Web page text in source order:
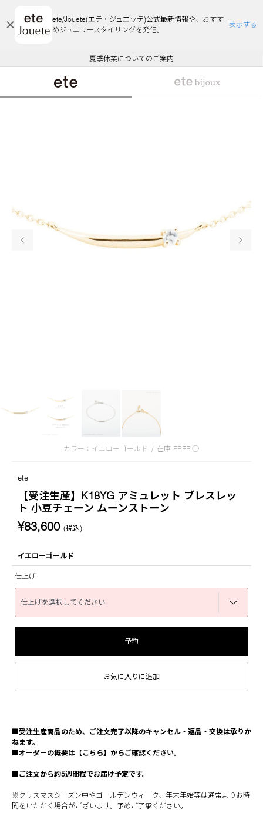
ete/Jouete(エテ・ジュエッテ)公式最新情報や、おすす
めジュエリースタイリングを発信。
表示する
エコラッピング及びエコポイント付与のご案内
ご注文いただいたお品物のお届け状況について
夏季休業についてのご案内
WEB Limited Items >>
採用のご案内
悪質な偽サイトにご注意ください
エコラッピング及びエコポイント付与のご案内
ご注文いただいたお品物のお届け状況について
カラー：イエローゴールド / 在庫 FREE:◯
ete
【受注生産】K18YG アミュレット ブレスレッ
ト 小豆チェーン ムーンストーン
¥83,600 (税込)
イエローゴールド
仕上げ
予約
お気に入りに追加
■受注生産商品のため、ご注文完了以降のキャンセル・返品・交換は承りか
ねます。
■オーダーの概要は 【こちら】 からご確認ください。
■ご注文から約5週間程でお届け予定です。
※クリスマスシーズン中やゴールデンウィーク、年末年始等は通常よりお時
間をいただく場合がございます。予めご了承ください。